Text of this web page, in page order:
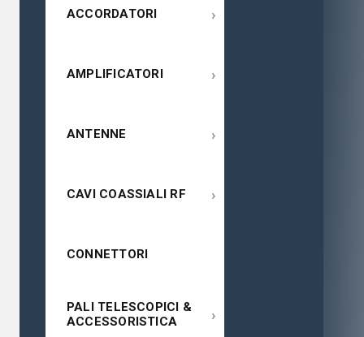
ACCORDATORI ›
AMPLIFICATORI ›
ANTENNE ›
CAVI COASSIALI RF ›
CONNETTORI
PALI TELESCOPICI &
ACCESSORISTICA
›